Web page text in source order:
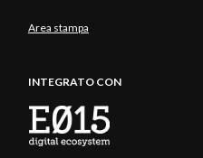
Area stampa
INTEGRATO CON